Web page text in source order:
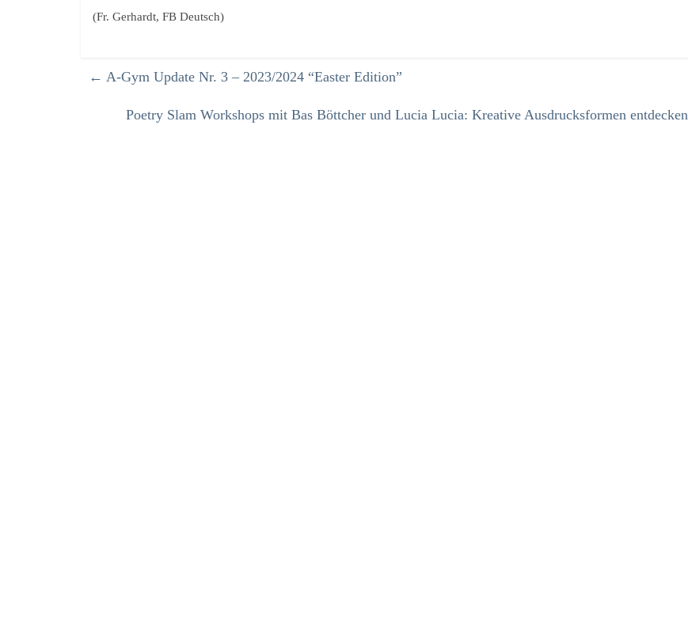
(Fr. Gerhardt, FB Deutsch)
← A-Gym Update Nr. 3 – 2023/2024 “Easter Edition”
Poetry Slam Workshops mit Bas Böttcher und Lucia Lucia: Kreative Ausdrucksformen entdecken